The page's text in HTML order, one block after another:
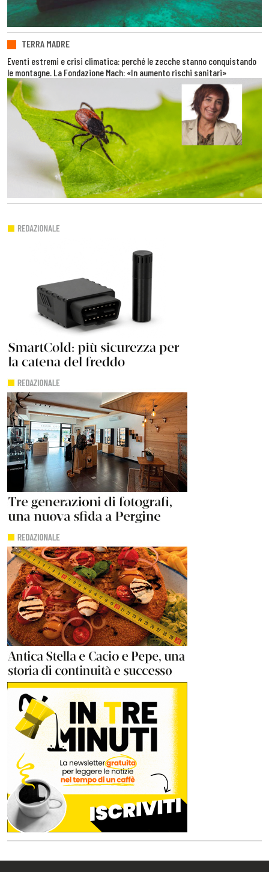
TERRA MADRE
Eventi estremi e crisi climatica: perché le zecche stanno conquistando
le montagne. La Fondazione Mach: «In aumento rischi sanitari»